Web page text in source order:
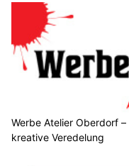
Werbe Atelier Oberdorf
kreative Veredelung